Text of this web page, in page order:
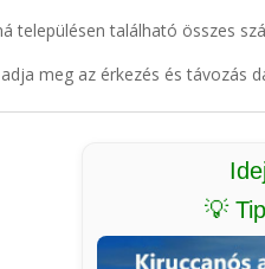
településen található összes
meg az érkezés és távozás
💡